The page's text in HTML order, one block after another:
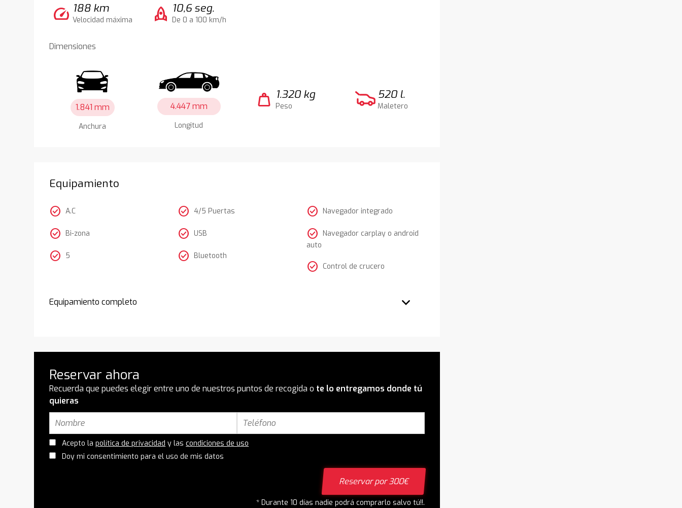
speed 188 km
Velocidad máxima rocket 10,6 seg.
De 0 a 100 km/h
Dimensiones
1.841 mm
Anchura
4.447 mm
Longitud
weight 1.320 kg
Peso
520 l.
Maletero
Equipamiento
check_circle A.C
check_circle Bi-zona
check_circle 5
check_circle 4/5 Puertas
check_circle USB
check_circle Bluetooth
check_circle Navegador integrado
check_circle Navegador carplay o android
auto
check_circle Control de crucero
Equipamiento completo
Reservar ahora
Recuerda que puedes elegir entre uno de nuestros puntos de recogida o te lo entregamos donde tú
quieras
Acepto lapolítica de privacidad y lascondiciones de uso
Doy mi consentimiento para el uso de mis datos
Reservar por 300€
* Durante 10 días nadie podrá comprarlo salvo tú!!.